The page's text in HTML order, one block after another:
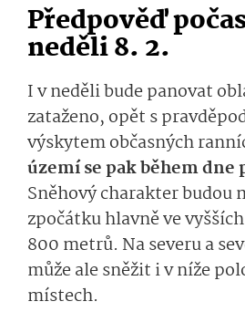
Předpověď
neděli8. 2.
Ivneděli bude panovat
zataženo, opět s
výskytem občasných
území se pak během dne
Sněhový charakter budou
zpočátkuhlav­něve
800 metrů. Na severu a
můžealesněžit i v níže
místech.